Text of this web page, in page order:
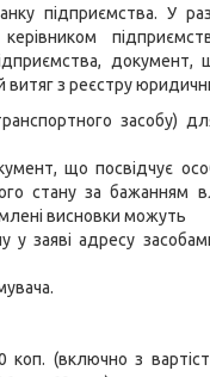
підприємства. У
документ,
витяг з реєстру
засобу)
що посвідчує
стану за бажанням
висновки можуть
у заяві адресу
коп. (включно з